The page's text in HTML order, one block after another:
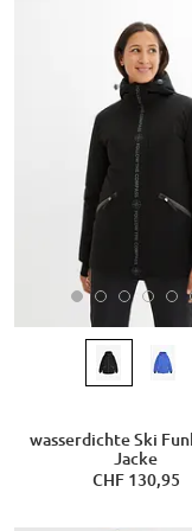
wasserdichte Ski
Jacke
CHF 130,95